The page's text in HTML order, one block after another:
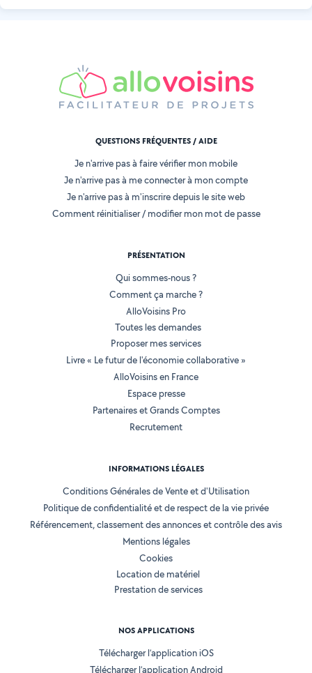
QUESTIONS FRÉQUENTES / AIDE
Je n'arrive pas à faire vérifier mon mobile
Je n'arrive pas à me connecter à mon compte
Je n'arrive pas à m'inscrire depuis le site web
Comment réinitialiser / modifier mon mot de passe
PRÉSENTATION
Qui sommes-nous ?
Comment ça marche ?
AlloVoisins Pro
Toutes les demandes
Proposer mes services
Livre « Le futur de l'économie collaborative »
AlloVoisins en France
Espace presse
Partenaires et Grands Comptes
Recrutement
INFORMATIONS LÉGALES
Conditions Générales de Vente et d'Utilisation
Politique de confidentialité et de respect de la vie privée
Référencement, classement des annonces et contrôle des avis
Mentions légales
Cookies
Location de matériel
Prestation de services
NOS APPLICATIONS
Télécharger l’application iOS
Télécharger l’application Android